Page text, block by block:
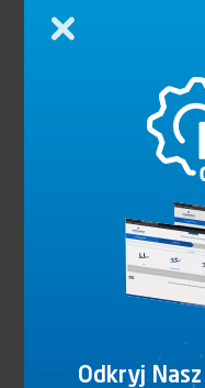
KLAMKA Z
Odkryj